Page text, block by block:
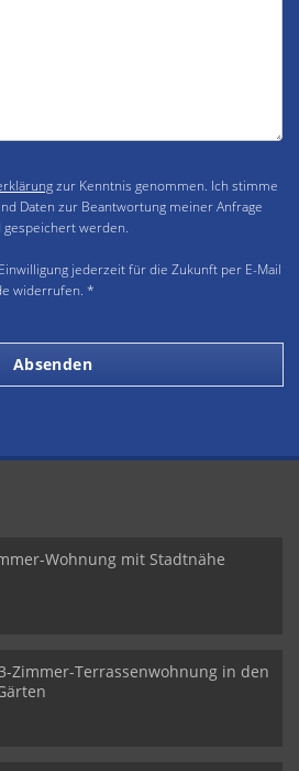
zur Kenntnis genommen. Ich stimme
Daten zur Beantwortung meiner Anfrage
werden.
jederzeit für die Zukunft per E-Mail
widerrufen. *
Absenden
Wohnung mit Stadtnähe
Zimmer-Terrassenwohnung in den